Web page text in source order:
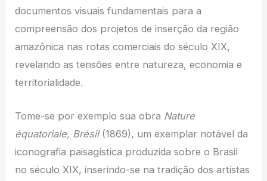
documentos visuais fundamentais para a
compreensão dos projetos de inserção da região
amazônica nas rotas comerciais do século XIX,
revelando as tensões entre natureza, economia e
territorialidade.
Tome-se por exemplo sua obra Nature
équatoriale, Brésil (1869), um exemplar notável da
iconografia paisagística produzida sobre o Brasil
no século XIX, inserindo-se na tradição dos artistas